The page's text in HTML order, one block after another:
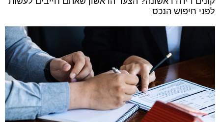
לפני חיפוש הנכס